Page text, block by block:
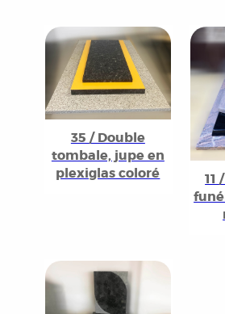
35 / Double
tombale, jupe en
plexiglas coloré
11